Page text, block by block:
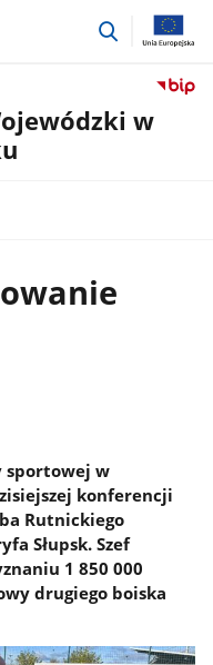
przejdź
w
sportowej w
konferencji
Rutnickiego
Słupsk. Szef
1 850 000
drugiego boiska